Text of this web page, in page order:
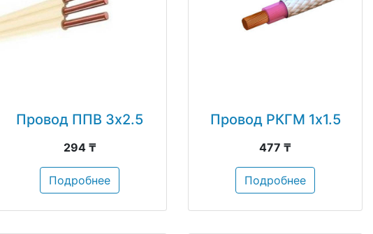
Провод ППВ 3х2.5
294 ₸
Подробнее
Провод РКГМ 1х1.5
477 ₸
Подробнее